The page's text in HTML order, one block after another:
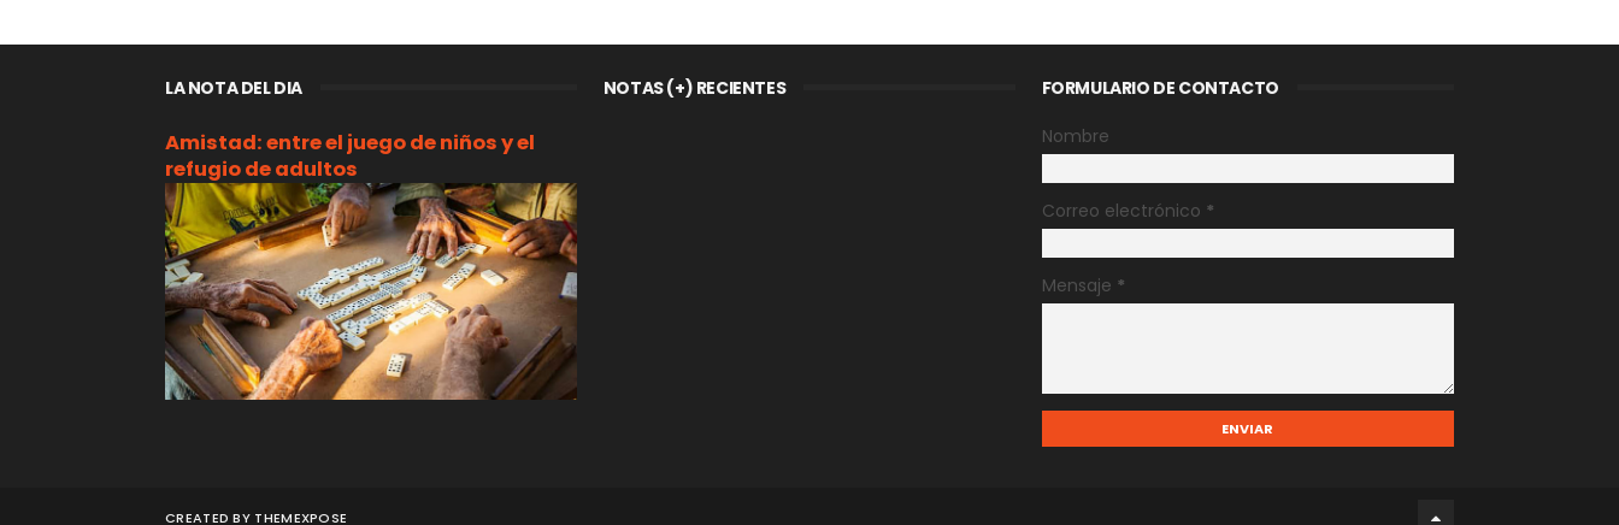
LA NOTA DEL DIA
Amistad: entre el juego de niños y el
refugio de adultos
NOTAS (+) RECIENTES
FORMULARIO DE CONTACTO
Nombre
Correo electrónico *
Mensaje *
CREATED BY THEMEXPOSE